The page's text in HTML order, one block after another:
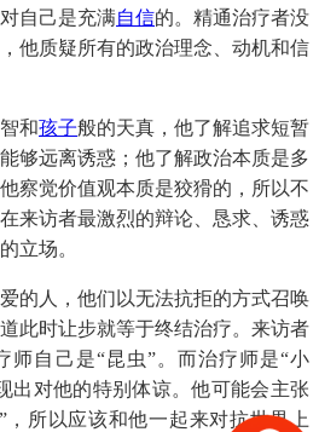
自己是充满自信的。精通治疗者没
他质疑所有的政治理念、动机和信
和孩子般的天真，他了解追求短暂
够远离诱惑；他了解政治本质是多
察觉价值观本质是狡猾的，所以不
来访者最激烈的辩论、恳求、诱惑
立场。
的人，他们以无法抗拒的方式召唤
此时让步就等于终结治疗。来访者
师自己是“昆虫”。而治疗师是“小
出对他的特别体谅。他可能会主张
，所以应该和他一起来对抗世界上